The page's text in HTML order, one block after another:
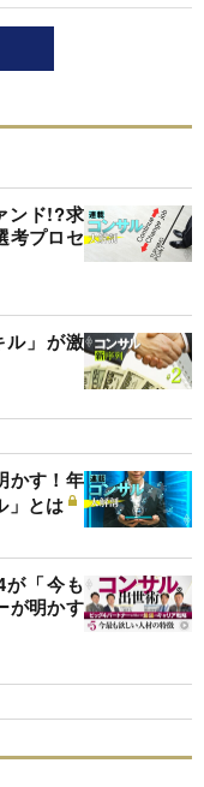
ンド!?求
考プロセ
ル」が激
かす！年
」とは
「今も
が明かす